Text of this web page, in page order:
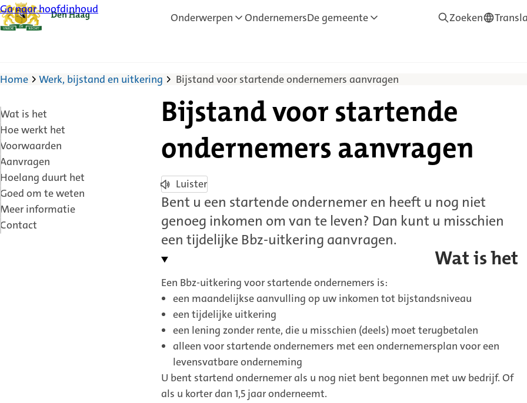
Ga naar hoofdinhoud
Onderwerpen OndernemersDe gemeente Zoeken—
Home Werk, bijstand en uitkering Bijstand voor startende ondernemers aanvragen
Wat is het
Hoe werkt het
Voorwaarden
Aanvragen
Hoelang duurt het
Goed om te weten
Meer informatie
Contact
Bijstand voor startende
ondernemers aanvragen
Luister
Bent u een startende ondernemer en heeft u nog niet
genoeg inkomen om van te leven? Dan kunt u misschien
een tijdelijke Bbz-uitkering aanvragen.
Wat is het
Een Bbz-uitkering voor startende ondernemers is:
een maandelijkse aanvulling op uw inkomen tot bijstandsniveau
een tijdelijke uitkering
een lening zonder rente, die u misschien (deels) moet terugbetalen
alleen voor startende ondernemers met een ondernemersplan voor een
levensvatbare onderneming
U bent startend ondernemer als u nog niet bent begonnen met uw bedrijf. Of
als u korter dan 1,5 jaar onderneemt.